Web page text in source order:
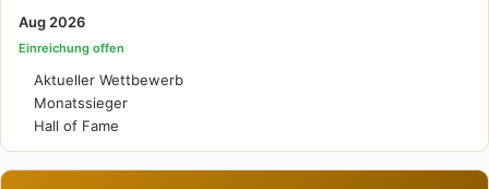
Aug 2026
Einreichung offen
Aktueller Wettbewerb
Monatssieger
Hall of Fame